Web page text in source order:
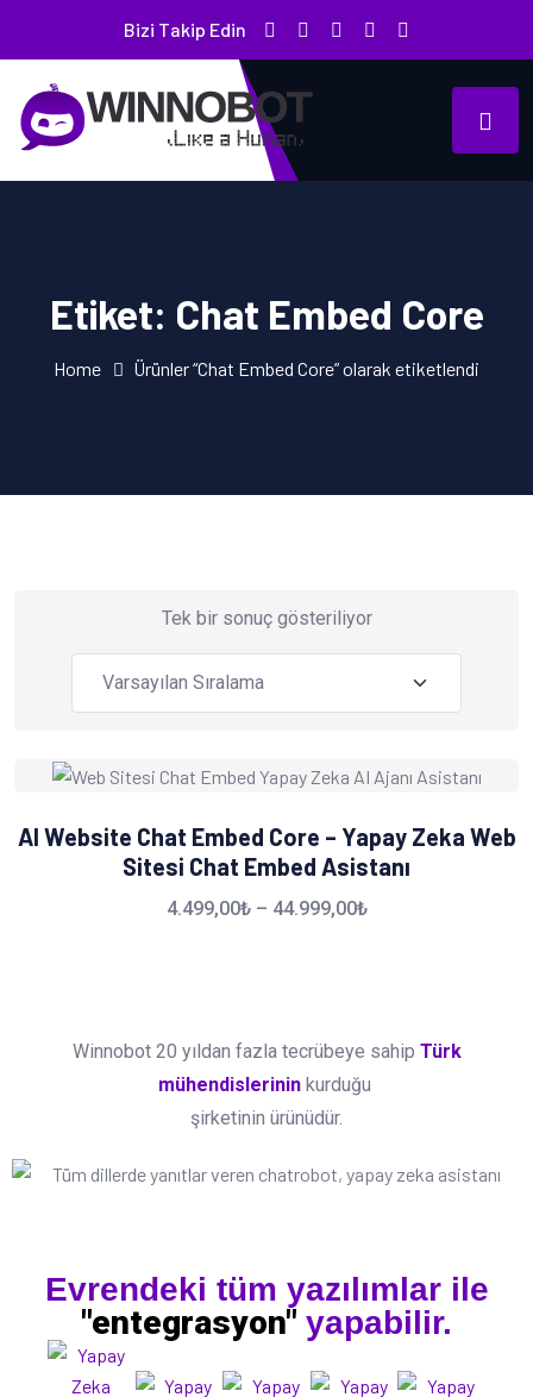
Bizi Takip Edin
Etiket: Chat Embed Core
Home Ürünler “Chat Embed Core” olarak etiketlendi
Tek bir sonuç gösteriliyor
AI Website Chat Embed Core – Yapay Zeka Web
Sitesi Chat Embed Asistanı
4.499,00₺ – 44.999,00₺
Winnobot 20 yıldan fazla tecrübeye sahip Türk
mühendislerininkurduğu
şirketinin ürünüdür.
Evrendeki tüm yazılımlar ile
"entegrasyon" yapabilir.